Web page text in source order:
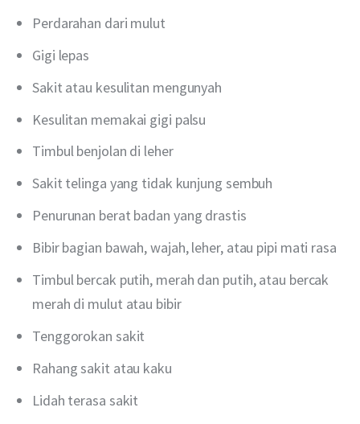
Perdarahan dari mulut
Gigi lepas
Sakit atau kesulitan mengunyah
Kesulitan memakai gigi palsu
Timbul benjolan di leher
Sakit telinga yang tidak kunjung sembuh
Penurunan berat badan yang drastis
Bibir bagian bawah, wajah, leher, atau pipi mati rasa
Timbul bercak putih, merah dan putih, atau bercak
merah di mulut atau bibir
Tenggorokan sakit
Rahang sakit atau kaku
Lidah terasa sakit